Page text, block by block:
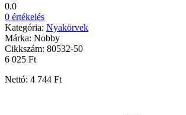
0.0
0 értékelés
Kategória: Nyakörvek
Márka: Nobby
Cikkszám: 80532-50
6 025 Ft
Nettó: 4 744 Ft